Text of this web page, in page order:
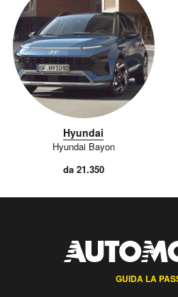
Hyundai
Hyundai Bayon
da 21.350
GUIDA LA